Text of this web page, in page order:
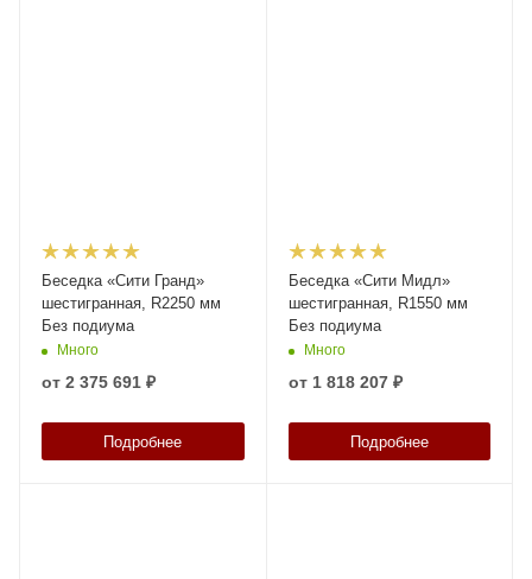
Беседка «Сити Гранд»
шестигранная, R2250 мм
Без подиума
Много
от 2 375 691 ₽
Подробнее
Беседка «Сити Мидл»
шестигранная, R1550 мм
Без подиума
Много
от 1 818 207 ₽
Подробнее